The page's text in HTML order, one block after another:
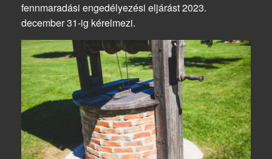
fennmaradási engedélyezési eljárást 2023.
december 31-ig kérelmezi.